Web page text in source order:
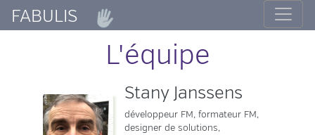
FABULIS
L'équipe
Stany Janssens
développeur FM, formateur FM,
designer de solutions,